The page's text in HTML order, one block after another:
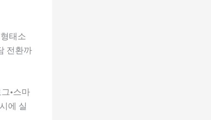
태소
전환까
·스마
에 실